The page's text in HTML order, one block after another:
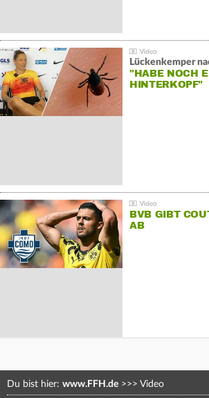
Lückenkemper
"HABE NOCH
HINTERKOPF"
BVB GIBT
AB
Du bist hier: www.FFH.de >>> Video